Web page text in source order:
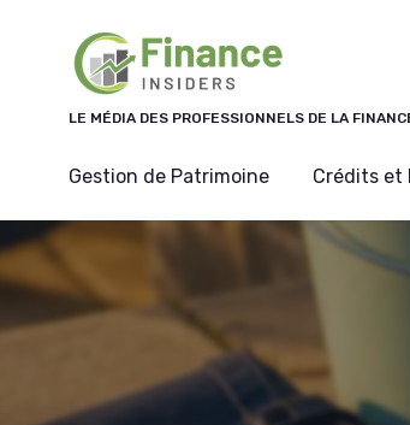
LE MÉDIA DES PROFESSIONNELS DE LA
Gestion de Patrimoine Crédits et